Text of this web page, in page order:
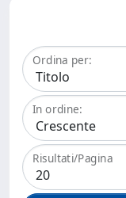
Ordina per:
In ordine:
Risultati/Pagina